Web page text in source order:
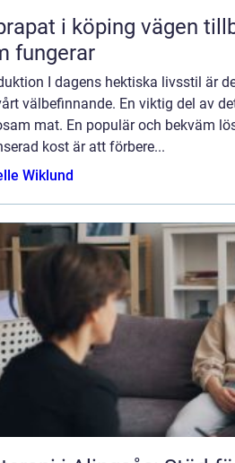
köping vägen tillbaka till en kropp
fungerar
I dagens hektiska livsstil är
välbefinnande. En viktig del av
mat. En populär och bekväm
kost är att förbere...
Wiklund